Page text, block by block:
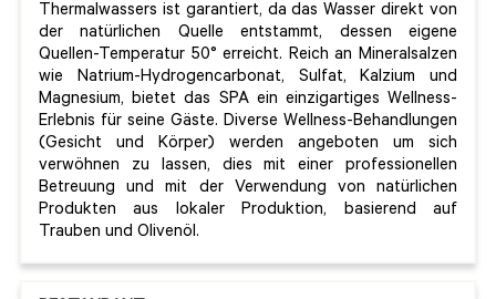
Thermalwassers ist garantiert, da das Wasser direkt von
der natürlichen Quelle entstammt, dessen eigene
Quellen-Temperatur 50° erreicht. Reich an Mineralsalzen
wie Natrium-Hydrogencarbonat, Sulfat, Kalzium und
Magnesium, bietet das SPA ein einzigartiges Wellness-
Erlebnis für seine Gäste. Diverse Wellness-Behandlungen
(Gesicht und Körper) werden angeboten um sich
verwöhnen zu lassen, dies mit einer professionellen
Betreuung und mit der Verwendung von natürlichen
Produkten aus lokaler Produktion, basierend auf
Trauben und Olivenöl.